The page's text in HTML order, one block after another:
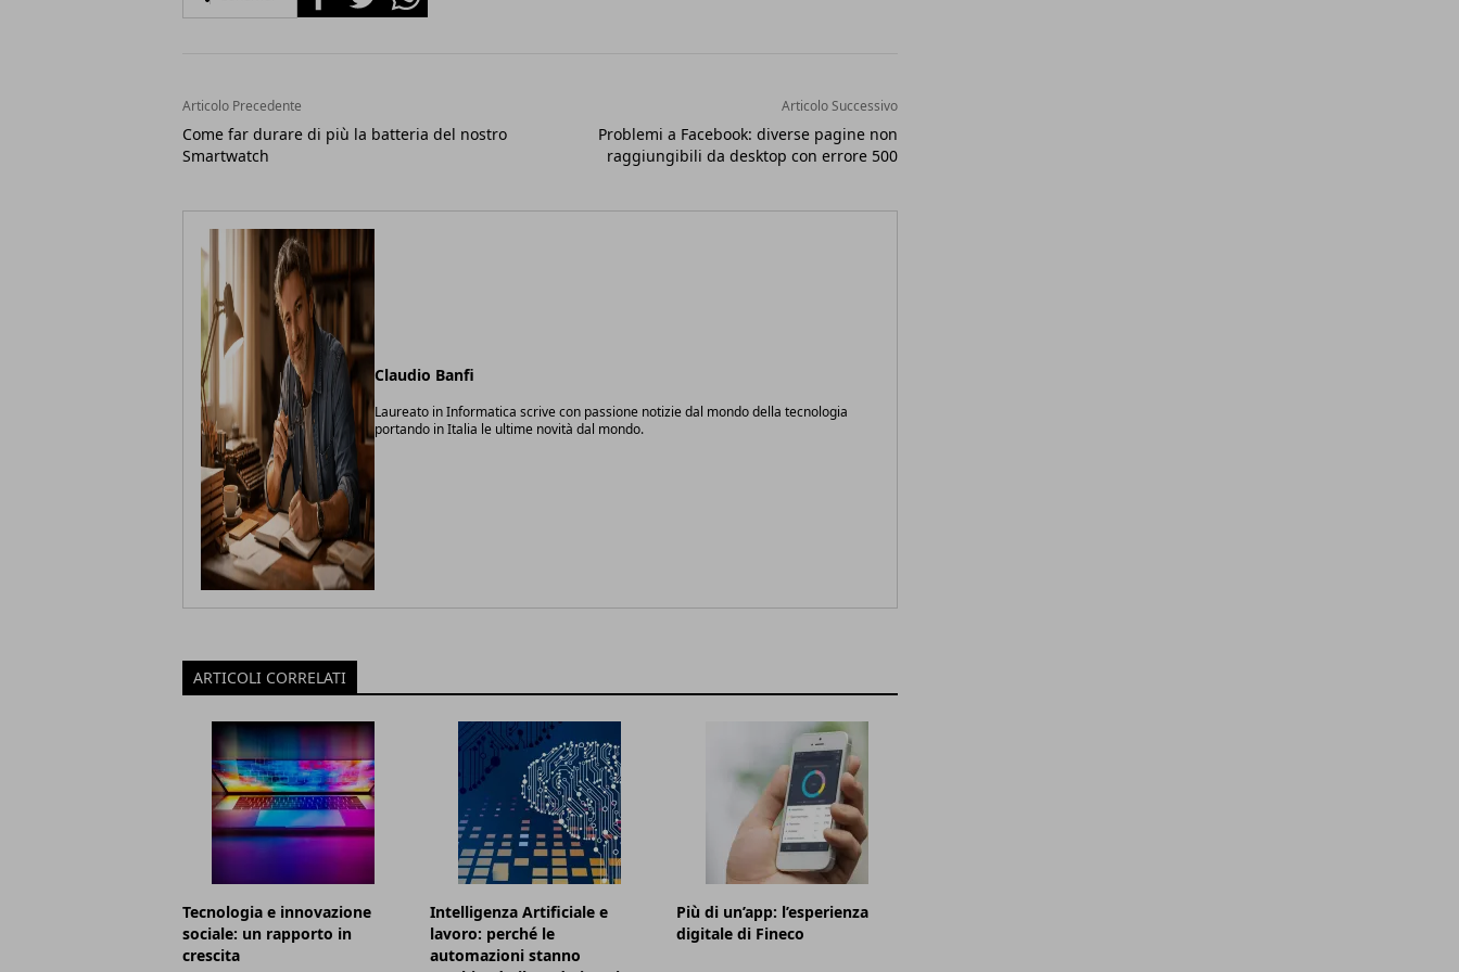
Articolo Precedente
Come far durare di più la batteria del nostro
Smartwatch
Articolo Successivo
Problemi a Facebook: diverse pagine non
raggiungibili da desktop con errore 500
Claudio Banfi
Laureato in Informatica scrive con passione notizie dal mondo della tecnologia
portando in Italia le ultime novità dal mondo.
ARTICOLI CORRELATI
Tecnologia e innovazione
sociale: un rapporto in
crescita
Intelligenza Artificiale e
lavoro: perché le
automazioni stanno
Più di un’app: l’esperienza
digitale di Fineco